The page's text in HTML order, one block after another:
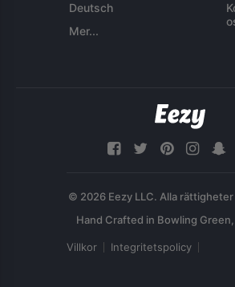
Deutsch
Mer...
© 2026 Eezy LLC. Alla
Villkor Integritetspolicy